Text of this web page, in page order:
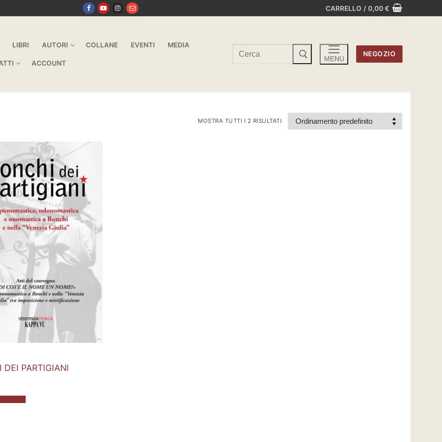
CARRELLO / 0,00€
LIBRI AUTORI COLLANE EVENTI MEDIA
ACCOUNT
Cerca:
MENU
NEGOZIO
MOSTRA TUTTI I 2 RISULTATI
DEI PARTIGIANI